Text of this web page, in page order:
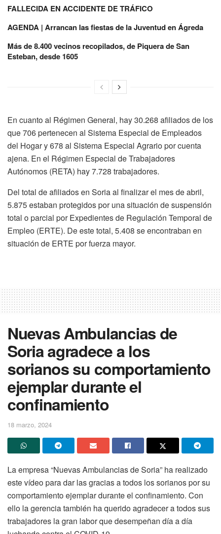
FALLECIDA EN ACCIDENTE DE TRÁFICO
AGENDA | Arrancan las fiestas de la Juventud en Ágreda
Más de 8.400 vecinos recopilados, de Piquera de San
Esteban, desde 1605
En cuanto al Régimen General, hay 30.268 afiliados de los
que 706 pertenecen al Sistema Especial de Empleados
del Hogar y 678 al Sistema Especial Agrario por cuenta
ajena. En el Régimen Especial de Trabajadores
Autónomos (RETA) hay 7.728 trabajadores.
Del total de afiliados en Soria al finalizar el mes de abril,
5.875 estaban protegidos por una situación de suspensión
total o parcial por Expedientes de Regulación Temporal de
Empleo (ERTE). De este total, 5.408 se encontraban en
situación de ERTE por fuerza mayor.
Nuevas Ambulancias de
Soria agradece a los
sorianos su comportamiento
ejemplar durante el
confinamiento
18 marzo, 2024
La empresa “Nuevas Ambulancias de Soria” ha realizado
este vídeo para dar las gracias a todos los sorianos por su
comportamiento ejemplar durante el confinamiento. Con
ello la gerencia también ha querido agradecer a todos sus
trabajadores la gran labor que desempeñan día a día